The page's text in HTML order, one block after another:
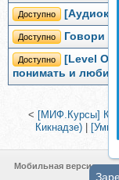
Доступно
Доступно Говори
Доступно
[Level
понимать и
< [МИФ.Курсы]
Кикнадзе)|
Мобильная версия